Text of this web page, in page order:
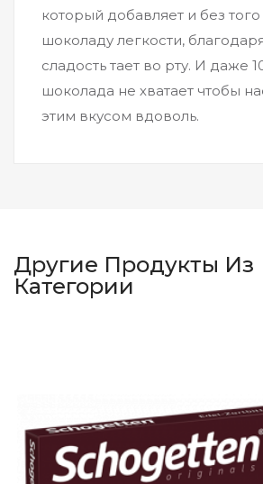
который добавляет и без
шоколаду легкости,
сладость тает во рту. И даже
шоколада не хватает чтобы
этим вкусом вдоволь.
Другие Продукты Из
Категории